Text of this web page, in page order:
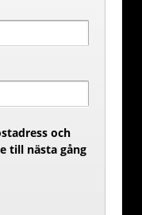
och
till nästa gång